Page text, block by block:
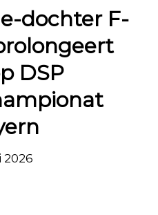
dochter F-
DSP
2026